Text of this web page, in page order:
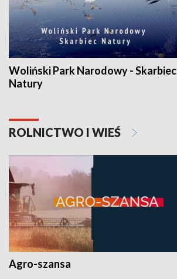
Woliński Park Narodowy - Skarbiec
Natury
ROLNICTWO I WIEŚ
Agro-szansa